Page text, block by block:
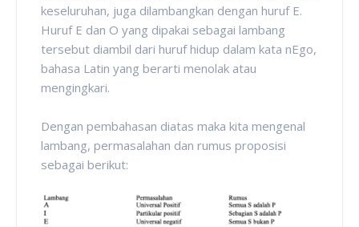
keseluruhan, juga dilambangkan dengan huruf E.
Huruf E dan O yang dipakai sebagai lambang
tersebut diambil dari huruf hidup dalam kata nEgo,
bahasa Latin yang berarti menolak atau
mengingkari.
Dengan pembahasan diatas maka kita mengenal
lambang, permasalahan dan rumus proposisi
sebagai berikut: